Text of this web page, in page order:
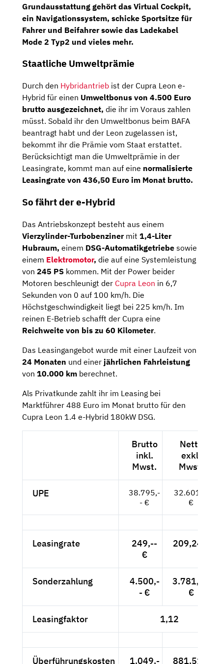
Grundausstattung gehört das Virtual Cockpit,
ein Navigationssystem, schicke Sportsitze für
Fahrer und Beifahrer sowie das Ladekabel
Mode 2 Typ2 und vieles mehr.
Staatliche Umweltprämie
Durch den Hybridantrieb ist der Cupra Leon e-
Hybrid für einen Umweltbonus von 4.500 Euro
brutto ausgezeichnet, die ihr im Voraus zahlen
müsst. Sobald ihr den Umweltbonus beim BAFA
beantragt habt und der Leon zugelassen ist,
bekommt ihr die Prämie vom Staat erstattet.
Berücksichtigt man die Umweltprämie in der
Leasingrate, kommt man auf eine normalisierte
Leasingrate von 436,50 Euro im Monat brutto.
So fährt der e-Hybrid
Das Antriebskonzept besteht aus einem
Vierzylinder-Turbobenzinermit 1,4-Liter
Hubraum, einem DSG-Automatikgetriebe sowie
einem Elektromotor, die auf eine Systemleistung
von 245 PS kommen. Mit der Power beider
Motoren beschleunigt der Cupra Leon in 6,7
Sekunden von 0 auf 100 km/h. Die
Höchstgeschwindigkeit liegt bei 225 km/h. Im
reinen E-Betrieb schafft der Cupra eine
Reichweite von bis zu 60 Kilometer.
Das Leasingangebot wurde mit einer Laufzeit von
24 Monaten und einer jährlichen Fahrleistung
von 10.000 km berechnet.
Als Privatkunde zahlt ihr im Leasing bei
Marktführer 488 Euro im Monat brutto für den
Cupra Leon 1.4 e-Hybrid 180kW DSG.
Brutto
inkl.
Mwst.
Netto
exkl.
Mwst.
UPE
38.795,-
- €
32.601,--
€
Leasingrate
249,--
€
209,24 €
Sonderzahlung
4.500,-
- €
3.781,51
€
Leasingfaktor 1,12
Überführungskosten 1.049,- 881,51 €